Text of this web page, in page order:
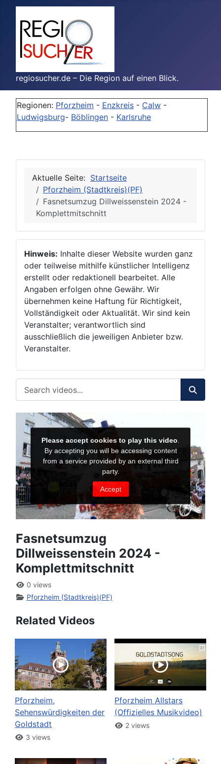
regiosucher.de – Die Region auf einen Blick.
Regionen: Pforzheim - Enzkreis - Calw -
Ludwigsburg- Böblingen - Karlsruhe
Aktuelle Seite: Startseite
Pforzheim (Stadtkreis)(PF)
Fasnetsumzug Dillweissenstein 2024 -
Komplettmitschnitt
Hinweis: Inhalte dieser Website wurden ganz
oder teilweise mithilfe künstlicher Intelligenz
erstellt oder redaktionell bearbeitet. Alle
Angaben erfolgen ohne Gewähr. Wir
übernehmen keine Haftung für Richtigkeit,
Vollständigkeit oder Aktualität. Wir sind kein
Veranstalter; verantwortlich sind
ausschließlich die jeweiligen Anbieter bzw.
Veranstalter.
Fasnetsumzug
Dillweissenstein 2024 -
Komplettmitschnitt
0 views
Pforzheim (Stadtkreis)(PF)
Related Videos
Pforzheim,
Sehenswürdigkeiten der
Goldstadt
3 views
Pforzheim Allstars
(Offizielles Musikvideo)
2 views